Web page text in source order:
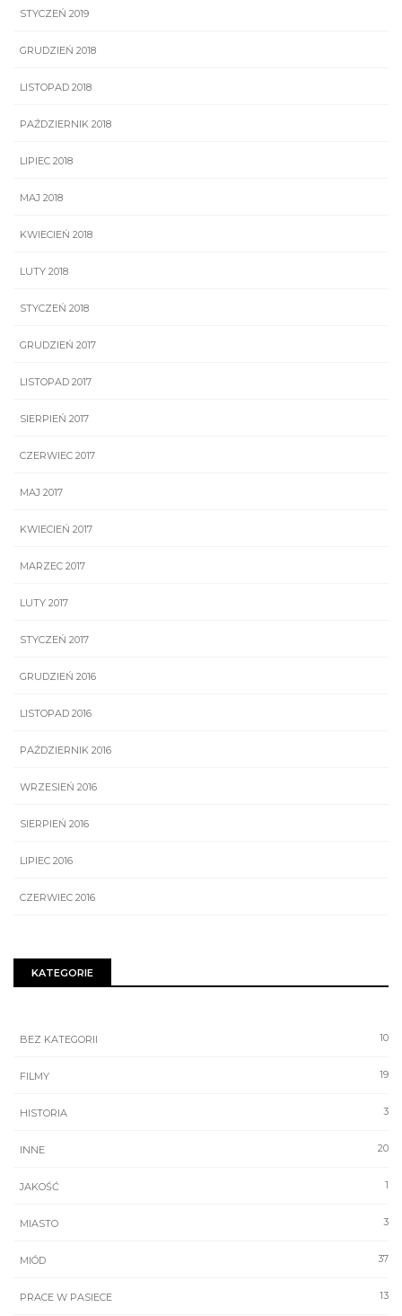
STYCZEŃ 2019
GRUDZIEŃ 2018
LISTOPAD 2018
PAŹDZIERNIK 2018
LIPIEC 2018
MAJ 2018
KWIECIEŃ 2018
LUTY 2018
STYCZEŃ 2018
GRUDZIEŃ 2017
LISTOPAD 2017
SIERPIEŃ 2017
CZERWIEC 2017
MAJ 2017
KWIECIEŃ 2017
MARZEC 2017
LUTY 2017
STYCZEŃ 2017
GRUDZIEŃ 2016
LISTOPAD 2016
PAŹDZIERNIK 2016
WRZESIEŃ 2016
SIERPIEŃ 2016
LIPIEC 2016
CZERWIEC 2016
KATEGORIE
10
BEZ KATEGORII
19
FILMY
3
HISTORIA
20
INNE
1
JAKOŚĆ
3
MIASTO
37
MIÓD
13
PRACE W PASIECE